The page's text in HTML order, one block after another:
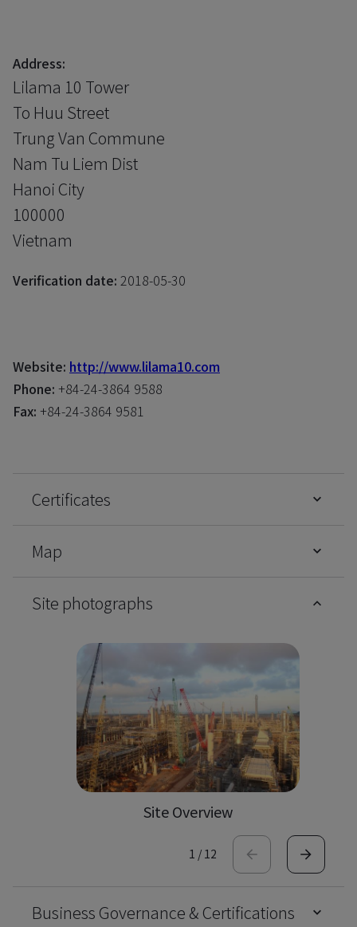
Address:
Lilama 10 Tower
To Huu Street
Trung Van Commune
Nam Tu Liem Dist
Hanoi City
100000
Vietnam
Verification date: 2018-05-30
Website: http://www.lilama10.com
Phone: +84-24-3864 9588
Fax: +84-24-3864 9581
Certificates
Map
Site photographs
Site Overview
1 / 12
Business Governance & Certifications